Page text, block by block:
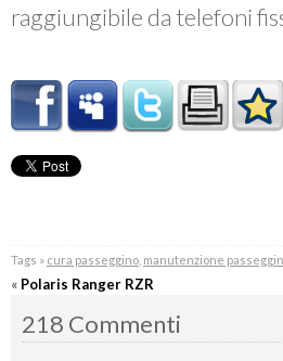
raggiungibile da telefoni
Tags » cura passeggino, manutenzione
« Polaris Ranger RZR
218 Commenti